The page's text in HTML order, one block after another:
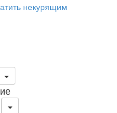
некурящим